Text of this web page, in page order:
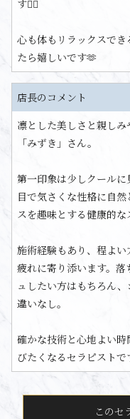
す💆‍♀️
心も体もリラックスで
たら嬉しいです🫶
店長のコメント
凛とした美しさと親し
「みずき」さん。
第一印象は少しクール
目で気さくな性格に自
スを趣味とする健康的な
施術経験もあり、程よ
疲れに寄り添います。
ュしたい方はもちろん
違いなし。
確かな技術と心地よい
びたくなるセラピストで
このセ